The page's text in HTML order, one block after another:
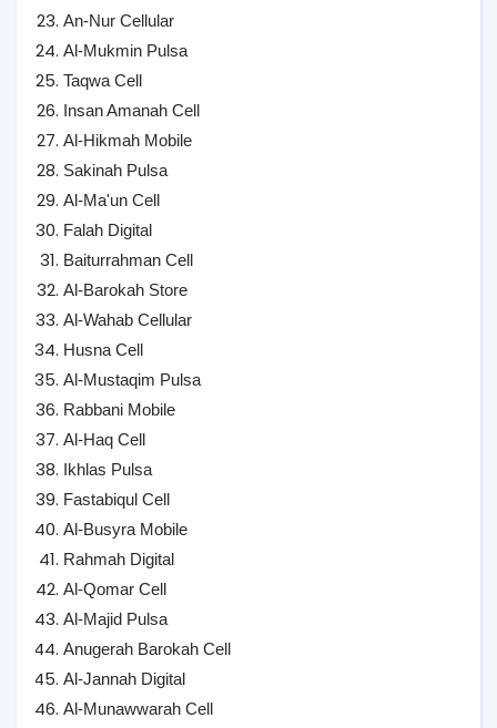
An-Nur Cellular
Al-Mukmin Pulsa
Taqwa Cell
Insan Amanah Cell
Al-Hikmah Mobile
Sakinah Pulsa
Al-Ma'un Cell
Falah Digital
Baiturrahman Cell
Al-Barokah Store
Al-Wahab Cellular
Husna Cell
Al-Mustaqim Pulsa
Rabbani Mobile
Al-Haq Cell
Ikhlas Pulsa
Fastabiqul Cell
Al-Busyra Mobile
Rahmah Digital
Al-Qomar Cell
Al-Majid Pulsa
Anugerah Barokah Cell
Al-Jannah Digital
Al-Munawwarah Cell